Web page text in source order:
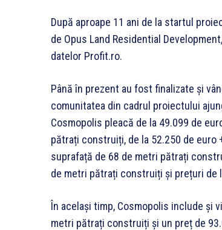
După aproape 11 ani de la startul
de Opus Land Residential
datelor Profit.ro.
Până în prezent au fost finalizate și
comunitatea din cadrul proiectului
Cosmopolis pleacă de la 49.099 de
pătrați construiți, de la 52.250 de euro
suprafață de 68 de metri pătrați
de metri pătrați construiți și prețuri de
În același timp, Cosmopolis include și
metri pătrați construiți și un preț de